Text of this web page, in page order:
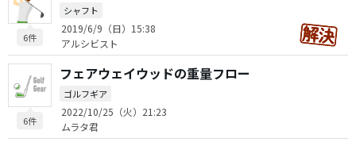
6件
シャフト
2019/6/9（日）15:38
アルシビスト
6件
フェアウェイウッドの重量フロー
ゴルフギア
2022/10/25（火）21:23
ムラタ君